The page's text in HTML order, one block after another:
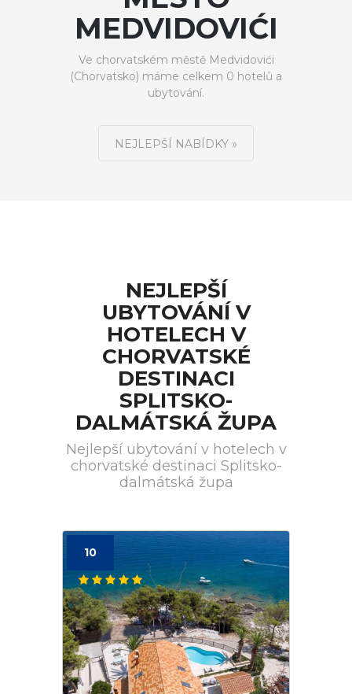
MEDVIDOVIĆI
Ve chorvatském městě Medvidovići
(Chorvatsko) máme celkem 0 hotelů a
ubytování.
NEJLEPŠÍ NABÍDKY »
NEJLEPŠÍ
UBYTOVÁNÍ V
HOTELECH V
CHORVATSKÉ
DESTINACI
SPLITSKO-
DALMÁTSKÁ ŽUPA
Nejlepší ubytování v hotelech v
chorvatské destinaci Splitsko-
dalmátská župa
10